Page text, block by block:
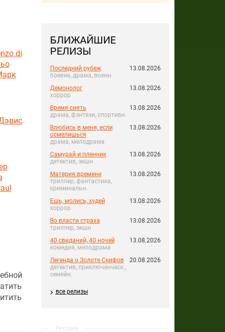
БЛИЖАЙШИЕ
РЕЛИЗЫ
Последний рубеж
боевик, драма, военн.
13.08.2026
Демонолог
хоррор
13.08.2026
Время сиять
драма, фэнтези, спортивн.
13.08.2026
Влюбись в меня, если
осмелишься
драма, мелодрама
13.08.2026
Самурай и пленник
детектив, экшн
13.08.2026
Материя времени
триллер, фантастика,
криминальн.
13.08.2026
Ешь, молись, худей
хоррор
13.08.2026
Во власти страха
триллер, экшн
13.08.2026
40 свиданий, 40 ночей
комедия, мелодрама
13.08.2026
Легенда о Золоте Скифов
детектив, приключенческ.,
семейн.
20.08.2026
все релизы
Реклама
di